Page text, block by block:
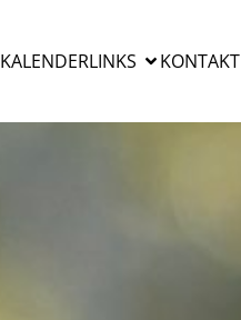
KALENDERLINKS KONTAKT